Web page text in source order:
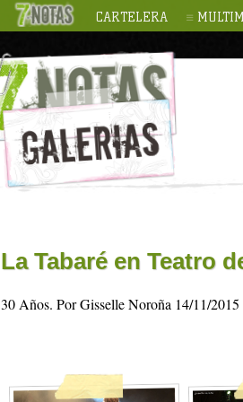
CARTELERA
La Tabaré en Teatro
30 Años. Por Gisselle Noroña 14/11/2015